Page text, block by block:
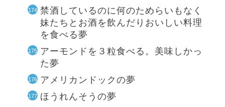
禁酒しているのに何のためらいもなく
妹たちとお酒を飲んだりおいしい料理
を食べる夢
アーモンドを３粒食べる。美味しかっ
た夢
アメリカンドックの夢
ほうれんそうの夢